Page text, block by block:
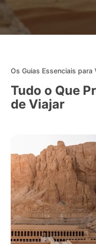
Os Guias Essenciais para
Tudo o Que
de Viajar